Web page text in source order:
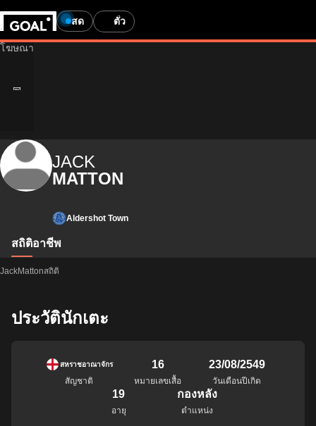
สด ตั๋ว
JACK
MATTON
Aldershot Town
สถิติอาชีพ
JackMattonสถิติ
ประวัตินักเตะ
สหราชอาณาจักร
สัญชาติ
16
หมายเลขเสื้อ
23/08/2549
วันเดือนปีเกิด
19
อายุ
กองหลัง
ตำแหน่ง